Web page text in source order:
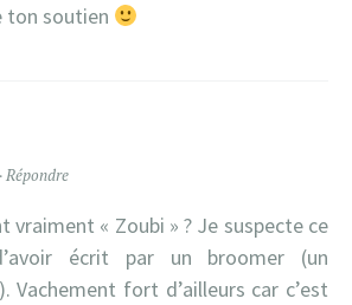
ton soutien
Répondre
vraiment « Zoubi » ? Je suspecte ce
écrit par un broomer (un
Vachement fort d’ailleurs car c’est